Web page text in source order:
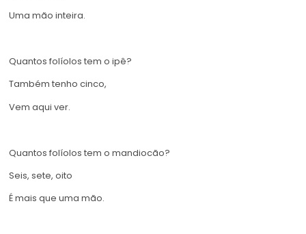
Uma mão inteira.
Quantos folíolos tem o ipê?
Também tenho cinco,
Vem aqui ver.
Quantos folíolos tem o mandiocão?
Seis, sete, oito
É mais que uma mão.